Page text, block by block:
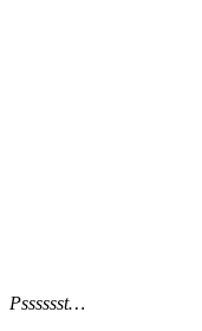
Psssssst…